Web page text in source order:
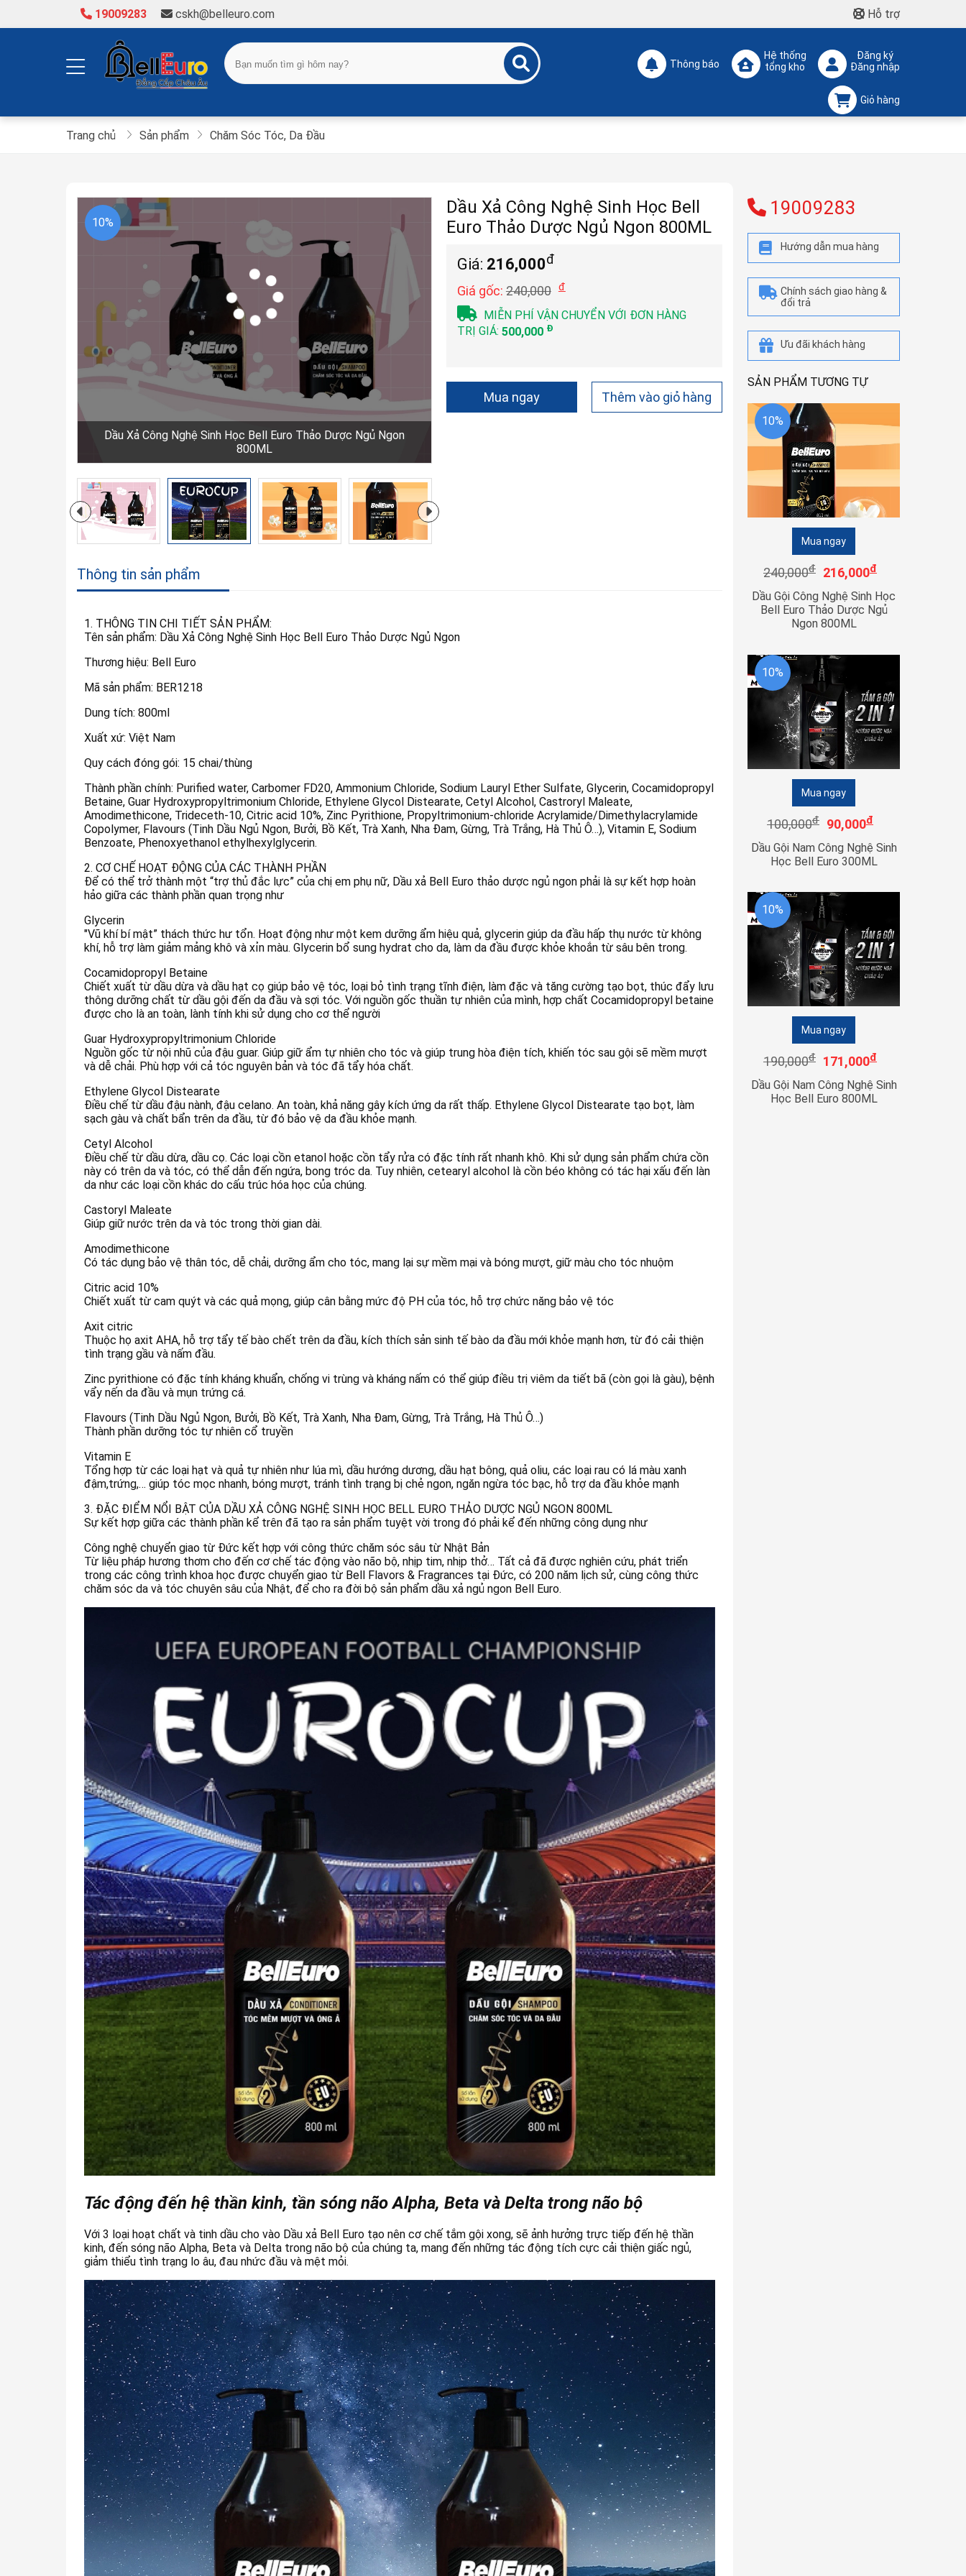
19009283 cskh@belleuro.com Hỗ trợ
Đăng ký
Đăng nhập
Hệ thống
tổng kho
Thông báo
Giỏ hàng
Trang chủ Sản phẩm Chăm Sóc Tóc, Da Đầu
10%
Dầu Xả Công Nghệ Sinh Học Bell Euro Thảo Dược Ngủ Ngon
800ML
Dầu Xả Công Nghệ Sinh Học Bell
Euro Thảo Dược Ngủ Ngon 800ML
Giá: 216,000đ
Giá gốc: 240,000 đ
MIỄN PHÍ VẬN CHUYỂN VỚI ĐƠN HÀNG
TRỊ GIÁ: 500,000 Đ
Mua ngay Thêm vào giỏ hàng
Thông tin sản phẩm
1. THÔNG TIN CHI TIẾT SẢN PHẨM:
Tên sản phẩm: Dầu Xả Công Nghệ Sinh Học Bell Euro Thảo Dược Ngủ Ngon
Thương hiệu: Bell Euro
Mã sản phẩm: BER1218
Dung tích: 800ml
Xuất xứ: Việt Nam
Quy cách đóng gói: 15 chai/thùng
Thành phần chính: Purified water, Carbomer FD20, Ammonium Chloride, Sodium Lauryl Ether Sulfate, Glycerin, Cocamidopropyl
Betaine, Guar Hydroxypropyltrimonium Chloride, Ethylene Glycol Distearate, Cetyl Alcohol, Castroryl Maleate,
Amodimethicone, Trideceth-10, Citric acid 10%, Zinc Pyrithione, Propyltrimonium-chloride Acrylamide/Dimethylacrylamide
Copolymer, Flavours (Tinh Dầu Ngủ Ngon, Bưởi, Bồ Kết, Trà Xanh, Nha Đam, Gừng, Trà Trắng, Hà Thủ Ô…), Vitamin E, Sodium
Benzoate, Phenoxyethanol ethylhexylglycerin.
2. CƠ CHẾ HOẠT ĐỘNG CỦA CÁC THÀNH PHẦN
Để có thể trở thành một “trợ thủ đắc lực” của chị em phụ nữ, Dầu xả Bell Euro thảo dược ngủ ngon phải là sự kết hợp hoàn
hảo giữa các thành phần quan trọng như
Glycerin
"Vũ khí bí mật” thách thức hư tổn. Hoạt động như một kem dưỡng ẩm hiệu quả, glycerin giúp da đầu hấp thụ nước từ không
khí, hỗ trợ làm giảm mảng khô và xỉn màu. Glycerin bổ sung hydrat cho da, làm da đầu được khỏe khoắn từ sâu bên trong.
Cocamidopropyl Betaine
Chiết xuất từ dầu dừa và dầu hạt cọ giúp bảo vệ tóc, loại bỏ tình trạng tĩnh điện, làm đặc và tăng cường tạo bọt, thúc đẩy lưu
thông dưỡng chất từ dầu gội đến da đầu và sợi tóc. Với nguồn gốc thuần tự nhiên của mình, hợp chất Cocamidopropyl betaine
được cho là an toàn, lành tính khi sử dụng cho cơ thể người
Guar Hydroxypropyltrimonium Chloride
Nguồn gốc từ nội nhũ của đậu guar. Giúp giữ ẩm tự nhiên cho tóc và giúp trung hòa điện tích, khiến tóc sau gội sẽ mềm mượt
và dễ chải. Phù hợp với cả tóc nguyên bản và tóc đã tẩy hóa chất.
Ethylene Glycol Distearate
Điều chế từ dầu đậu nành, đậu celano. An toàn, khả năng gây kích ứng da rất thấp. Ethylene Glycol Distearate tạo bọt, làm
sạch gàu và chất bẩn trên da đầu, từ đó bảo vệ da đầu khỏe mạnh.
Cetyl Alcohol
Điều chế từ dầu dừa, dầu cọ. Các loại cồn etanol hoặc cồn tẩy rửa có đặc tính rất nhanh khô. Khi sử dụng sản phẩm chứa cồn
này có trên da và tóc, có thể dẫn đến ngứa, bong tróc da. Tuy nhiên, cetearyl alcohol là cồn béo không có tác hại xấu đến làn
da như các loại cồn khác do cấu trúc hóa học của chúng.
Castoryl Maleate
Giúp giữ nước trên da và tóc trong thời gian dài.
Amodimethicone
Có tác dụng bảo vệ thân tóc, dễ chải, dưỡng ẩm cho tóc, mang lại sự mềm mại và bóng mượt, giữ màu cho tóc nhuộm
Citric acid 10%
Chiết xuất từ cam quýt và các quả mọng, giúp cân bằng mức độ PH của tóc, hỗ trợ chức năng bảo vệ tóc
Axit citric
Thuộc họ axit AHA, hỗ trợ tẩy tế bào chết trên da đầu, kích thích sản sinh tế bào da đầu mới khỏe mạnh hơn, từ đó cải thiện
tình trạng gầu và nấm đầu.
Zinc pyrithione có đặc tính kháng khuẩn, chống vi trùng và kháng nấm có thể giúp điều trị viêm da tiết bã (còn gọi là gàu), bệnh
vẩy nến da đầu và mụn trứng cá.
Flavours (Tinh Dầu Ngủ Ngon, Bưởi, Bồ Kết, Trà Xanh, Nha Đam, Gừng, Trà Trắng, Hà Thủ Ô…)
Thành phần dưỡng tóc tự nhiên cổ truyền
Vitamin E
Tổng hợp từ các loại hạt và quả tự nhiên như lúa mì, dầu hướng dương, dầu hạt bông, quả oliu, các loại rau có lá màu xanh
đậm,trứng,… giúp tóc mọc nhanh, bóng mượt, tránh tình trạng bị chẻ ngon, ngăn ngừa tóc bạc, hỗ trợ da đầu khỏe mạnh
3. ĐẶC ĐIỂM NỔI BẬT CỦA DẦU XẢ CÔNG NGHỆ SINH HỌC BELL EURO THẢO DƯỢC NGỦ NGON 800ML
Sự kết hợp giữa các thành phần kể trên đã tạo ra sản phẩm tuyệt vời trong đó phải kể đến những công dụng như
Công nghệ chuyển giao từ Đức kết hợp với công thức chăm sóc sâu từ Nhật Bản
Từ liệu pháp hương thơm cho đến cơ chế tác động vào não bộ, nhịp tim, nhịp thở… Tất cả đã được nghiên cứu, phát triển
trong các công trình khoa học được chuyển giao từ Bell Flavors & Fragrances tại Đức, có 200 năm lịch sử, cùng công thức
chăm sóc da và tóc chuyên sâu của Nhật, để cho ra đời bộ sản phẩm dầu xả ngủ ngon Bell Euro.
Tác động đến hệ thần kinh, tần sóng não Alpha, Beta và Delta trong não bộ
Với 3 loại hoạt chất và tinh dầu cho vào Dầu xả Bell Euro tạo nên cơ chế tắm gội xong, sẽ ảnh hưởng trực tiếp đến hệ thần
kinh, đến sóng não Alpha, Beta và Delta trong não bộ của chúng ta, mang đến những tác động tích cực cải thiện giấc ngủ,
giảm thiểu tình trạng lo âu, đau nhức đầu và mệt mỏi.
19009283
Hướng dẫn mua hàng
Chính sách giao hàng &
đổi trả
Ưu đãi khách hàng
SẢN PHẨM TƯƠNG TỰ
10%
Mua ngay
240,000đ 216,000đ
Dầu Gội Công Nghệ Sinh Học
Bell Euro Thảo Dược Ngủ
Ngon 800ML
10%
Mua ngay
100,000đ 90,000đ
Dầu Gội Nam Công Nghệ Sinh
Học Bell Euro 300ML
10%
Mua ngay
190,000đ 171,000đ
Dầu Gội Nam Công Nghệ Sinh
Học Bell Euro 800ML